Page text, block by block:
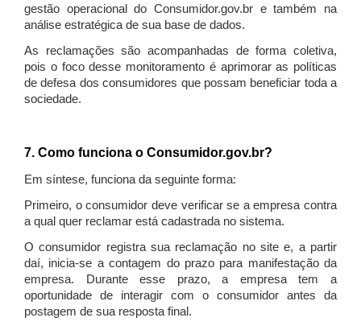
gestão operacional do Consumidor.gov.br e também na
análise estratégica de sua base de dados.
As reclamações são acompanhadas de forma coletiva,
pois o foco desse monitoramento é aprimorar as políticas
de defesa dos consumidores que possam beneficiar toda a
sociedade.
7. Como funciona o Consumidor.gov.br?
Em síntese, funciona da seguinte forma:
Primeiro, o consumidor deve verificar se a empresa contra
a qual quer reclamar está cadastrada no sistema.
O consumidor registra sua reclamação no site e, a partir
daí, inicia-se a contagem do prazo para manifestação da
empresa. Durante esse prazo, a empresa tem a
oportunidade de interagir com o consumidor antes da
postagem de sua resposta final.